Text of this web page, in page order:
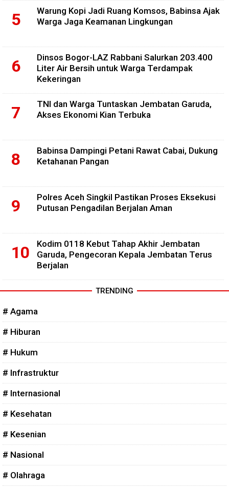
Warung Kopi Jadi Ruang Komsos, Babinsa Ajak
Warga Jaga Keamanan Lingkungan
Dinsos Bogor-LAZ Rabbani Salurkan 203.400
Liter Air Bersih untuk Warga Terdampak
Kekeringan
TNI dan Warga Tuntaskan Jembatan Garuda,
Akses Ekonomi Kian Terbuka
Babinsa Dampingi Petani Rawat Cabai, Dukung
Ketahanan Pangan
Polres Aceh Singkil Pastikan Proses Eksekusi
Putusan Pengadilan Berjalan Aman
Kodim 0118 Kebut Tahap Akhir Jembatan
Garuda, Pengecoran Kepala Jembatan Terus
Berjalan
TRENDING
# Agama
# Hiburan
# Hukum
# Infrastruktur
# Internasional
# Kesehatan
# Kesenian
# Nasional
# Olahraga